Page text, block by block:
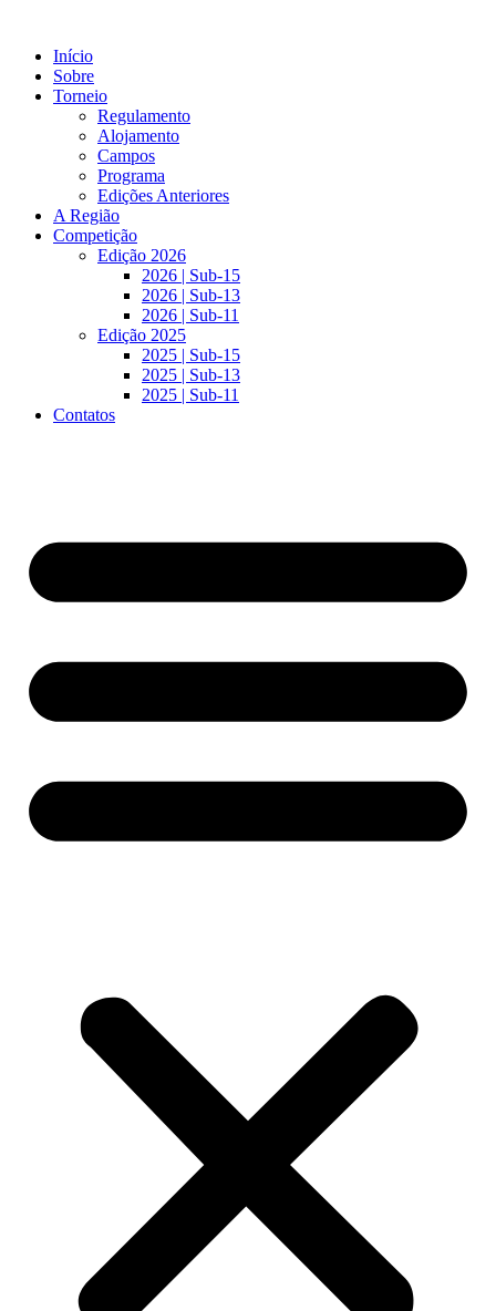
conteúdo
Início
Sobre
Torneio
Regulamento
Alojamento
Campos
Programa
Edições Anteriores
A Região
Competição
Edição 2026
2026 | Sub-15
2026 | Sub-13
2026 | Sub-11
Edição 2025
2025 | Sub-15
2025 | Sub-13
2025 | Sub-11
Contatos